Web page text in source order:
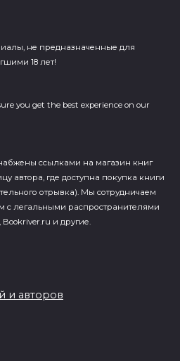
не предназначенные для
18 лет!
you get the best experience on our
ссылками на магазин книг
автора, где доступна покупка книги
отрывка). Мы сотрудничаем
с легальными распространителями
Bookriver.ru и другие.
и авторов